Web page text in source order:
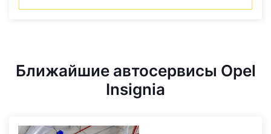
Ближайшие автосервисы Opel
Insignia